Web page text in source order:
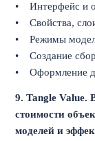
•
Интерфейс и
• Свойства,
• Режимы
• Создание
• Оформление
9. Tangle Value.
стоимости
моделей и